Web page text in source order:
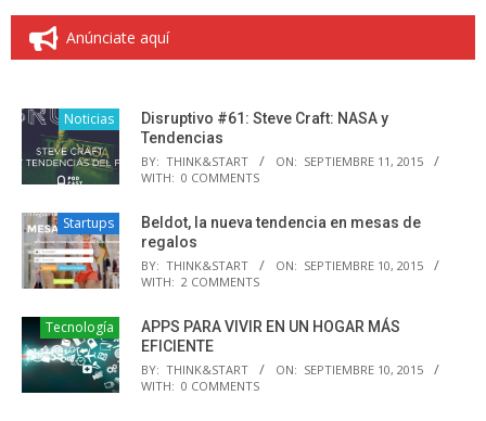
Anúnciate aquí
Noticias
Disruptivo #61: Steve Craft: NASA y
Tendencias
BY: THINK&START ON: SEPTIEMBRE 11, 2015
WITH: 0 COMMENTS
Startups
Beldot, la nueva tendencia en mesas de
regalos
BY: THINK&START ON: SEPTIEMBRE 10, 2015
WITH: 2 COMMENTS
Tecnología
APPS PARA VIVIR EN UN HOGAR MÁS
EFICIENTE
BY: THINK&START ON: SEPTIEMBRE 10, 2015
WITH: 0 COMMENTS